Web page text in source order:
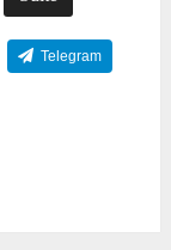
Telegram